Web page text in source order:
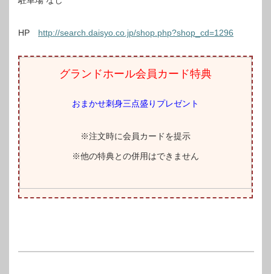
HP http://search.daisyo.co.jp/shop.php?shop_cd=1296
グランドホール会員カード特典
おまかせ刺身三点盛りプレゼント
※注文時に会員カードを提示
※他の特典との併用はできません